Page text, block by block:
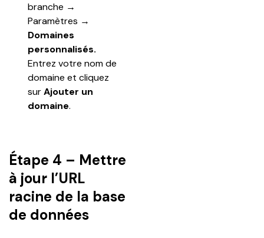
branche →
Paramètres →
Domaines
personnalisés.
Entrez votre nom de
domaine et cliquez
sur Ajouter un
domaine.
Étape 4 – Mettre
à jour l’URL
racine de la base
de données